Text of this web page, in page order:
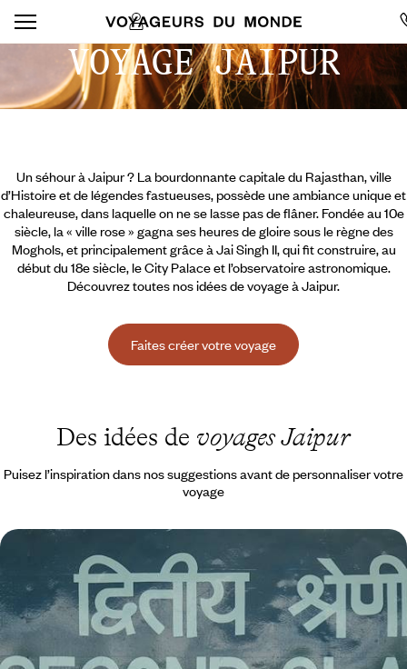
VOYAGE JAIPUR
Un séhour à Jaipur ? La bourdonnante capitale du Rajasthan, ville
d’Histoire et de légendes fastueuses, possède une ambiance unique et
chaleureuse, dans laquelle on ne se lasse pas de flâner. Fondée au 10e
siècle, la « ville rose » gagna ses heures de gloire sous le règne des
Moghols, et principalement grâce à Jai Singh II, qui fit construire, au
début du 18e siècle, le City Palace et l’observatoire astronomique.
Découvrez toutes nos idées de voyage à Jaipur.
Faites créer votre voyage
Des idées de voyages Jaipur
Puisez l’inspiration dans nos suggestions avant de personnaliser votre
voyage
En train de Delhi à Udaipur - Les mille promesses
de l’Inde sur rail
En train, desservir Delhi et les cités phares du Rajasthan – Jaipur,
Udaipur et Jodhpur – mais aussi Agra et le mythique Taj Mahal
11 jours, de 3700 à 4900 €